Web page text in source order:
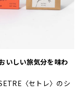
いしい旅気分を味わ
〈セトレ〉のシ